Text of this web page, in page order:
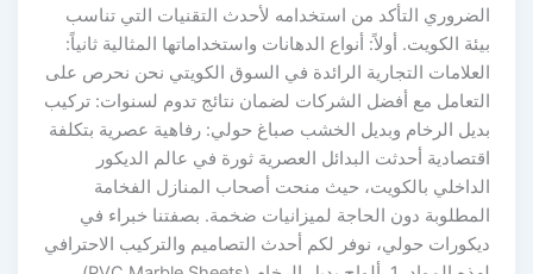
الضروري التأكد من استخدامه لأحدث التقنيات التي تناسب
بيئة الكويت. أولاً: أنواع الدهانات واستخداماتها المثالية ثانياً:
العلامات التجارية الرائدة في السوق الكويتي نحن نحرص على
التعامل مع أفضل الشركات لضمان نتائج تدوم لسنوات: تركيب
بديل الرخام وبديل الخشب صباغ حولي: رفاهية عصرية بتكلفة
اقتصادية أحدثت البدائل العصرية ثورة في عالم الديكور
الداخلي بالكويت، حيث منحت أصحاب المنازل الفخامة
المطلوبة دون الحاجة لميزانيات ضخمة. بصفتنا خبراء في
ديكورات حولي، نوفر لكم أحدث التصاميم والتركيب الاحترافي